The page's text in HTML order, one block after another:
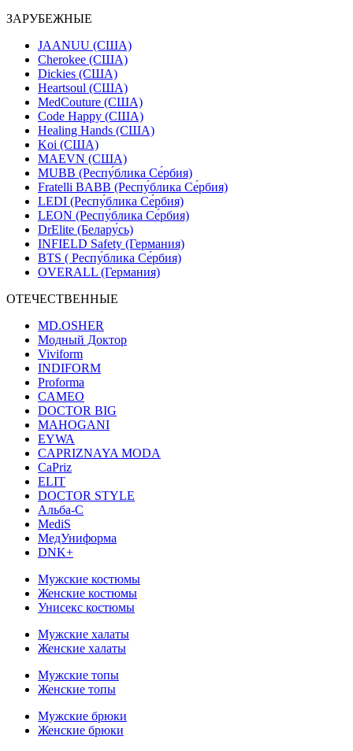
ЗАРУБЕЖНЫЕ
JAANUU (США)
Cherokee (США)
Dickies (США)
Heartsoul (США)
MedCouture (США)
Code Happy (США)
Healing Hands (США)
Koi (США)
MAEVN (США)
MUBB (Респу́блика Се́рбия)
Fratelli BABB (Респу́блика Се́рбия)
LEDI (Респу́блика Се́рбия)
LEON (Респу́блика Се́рбия)
DrElite (Белару́сь)
INFIELD Safety (Германия)
BTS ( Респу́блика Се́рбия)
OVERALL (Германия)
ОТЕЧЕСТВЕННЫЕ
MD.OSHER
Модный Доктор
Viviform
INDIFORM
Proforma
CAMEO
DOCTOR BIG
MAHOGANI
EYWA
CAPRIZNAYA MODA
CaPriz
ELIT
DOCTOR STYLE
Альба-С
MediS
МедУниформа
DNK+
Мужские костюмы
Женские костюмы
Унисекс костюмы
Мужские халаты
Женские халаты
Мужские топы
Женские топы
Мужские брюки
Женские брюки